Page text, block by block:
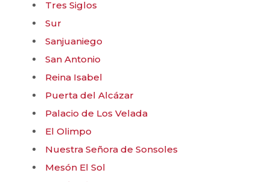
Tres Siglos
Sur
Sanjuaniego
San Antonio
Reina Isabel
Puerta del Alcázar
Palacio de Los Velada
El Olimpo
Nuestra Señora de Sonsoles
Mesón El Sol